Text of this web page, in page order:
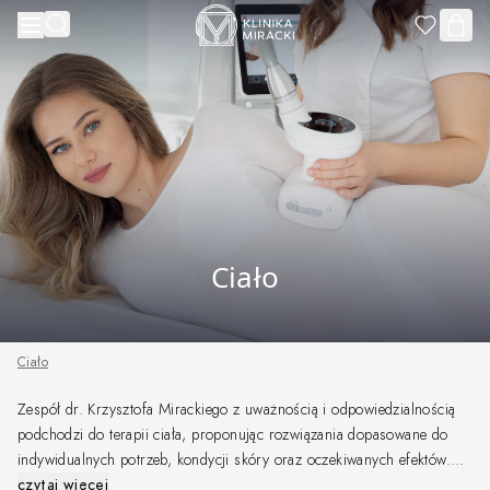
Przejdź do treści
Ciało
Ciało
Zespół dr. Krzysztofa Mirackiego z uważnością i odpowiedzialnością
podchodzi do terapii ciała, proponując rozwiązania dopasowane do
indywidualnych potrzeb, kondycji skóry oraz oczekiwanych efektów.
Dzięki doświadczeniu naszych Specjalistów oraz nowoczesnym
czytaj więcej